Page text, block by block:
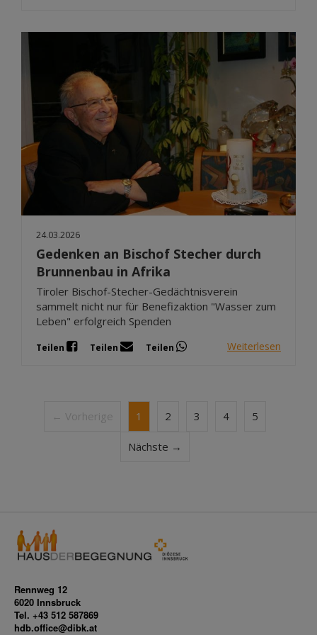
24.03.2026
Gedenken an Bischof Stecher durch
Brunnenbau in Afrika
Tiroler Bischof-Stecher-Gedächtnisverein
sammelt nicht nur für Benefizaktion "Wasser zum
Leben" erfolgreich Spenden
Teilen Teilen Teilen Weiterlesen
← Vorherige 1 2 3 4 5
Nächste →
Rennweg 12
6020 Innsbruck
Tel. +43 512 587869
hdb.office@dibk.at